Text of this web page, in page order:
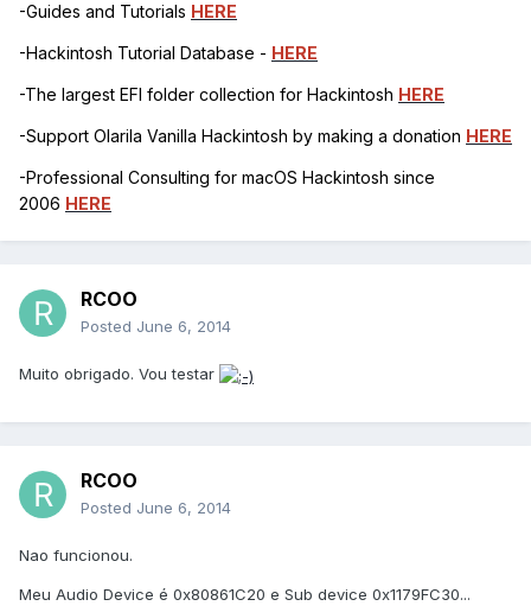
-Guides and Tutorials HERE
-Hackintosh Tutorial Database - HERE
-The largest EFI folder collection for Hackintosh HERE
-Support Olarila Vanilla Hackintosh by making a donation HERE
-Professional Consulting for macOS Hackintosh since
2006 HERE
RCOO
Posted June 6, 2014
Muito obrigado. Vou testar
RCOO
Posted June 6, 2014
Nao funcionou.
Meu Audio Device é 0x80861C20 e Sub device 0x1179FC30...